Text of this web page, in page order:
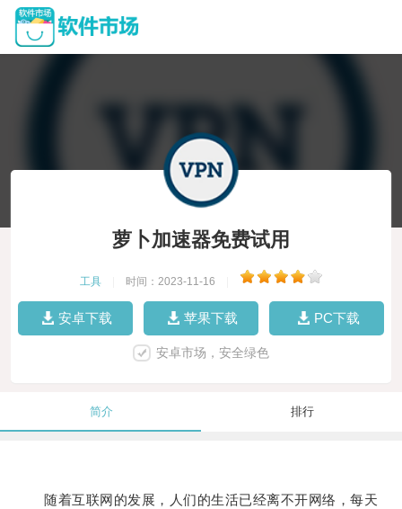
萝卜加速器免费试用
工具 时间：2023-11-16
安卓下载 苹果下载 PC下载
安卓市场，安全绿色
简介 排行
随着互联网的发展，人们的生活已经离不开网络，每天